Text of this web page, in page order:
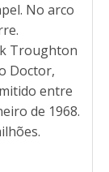
No arco
Troughton
Doctor,
entre
de 1968.